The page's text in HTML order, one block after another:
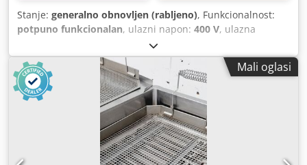
Stanje: generalno obnovljen (rabljeno), Funkcionalnost:
potpuno funkcionalan, ulazni napon: 400 V, ulazna
, vrsta ulazne struje:
zadnjeg generalnog remonta:2026, Certificiran DGUV do:
09/2027
, Oprema:CE oznaka
, Werner & Pfleiderer TOP
tvornički obnovljen ventilatorski motor Dedpfscn Nr Usx Ai
Rock WP rotaciona peć Unitherm Motor za recirkulaciju za
Unitherm – svi modeli na skladištu! Za svaku pekaru s
ovom pekarskom tehnikom! Odmah dostupno za isporuku!
Jamstvo + servis Dostavna služba Posjetite naš Milbrandt
Store s mnogo pekarskih strojeva.
Mali oglasi